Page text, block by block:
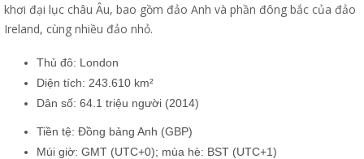
khơi đại lục châu Âu, bao gồm đảo Anh và phần đông bắc của đảo
Ireland, cùng nhiều đảo nhỏ.
Thủ đô: London
Diện tích: 243.610 km²
Dân số: 64.1 triệu người (2014)
Tiền tệ: Đồng bảng Anh (GBP)
Múi giờ: GMT (UTC+0); mùa hè: BST (UTC+1)